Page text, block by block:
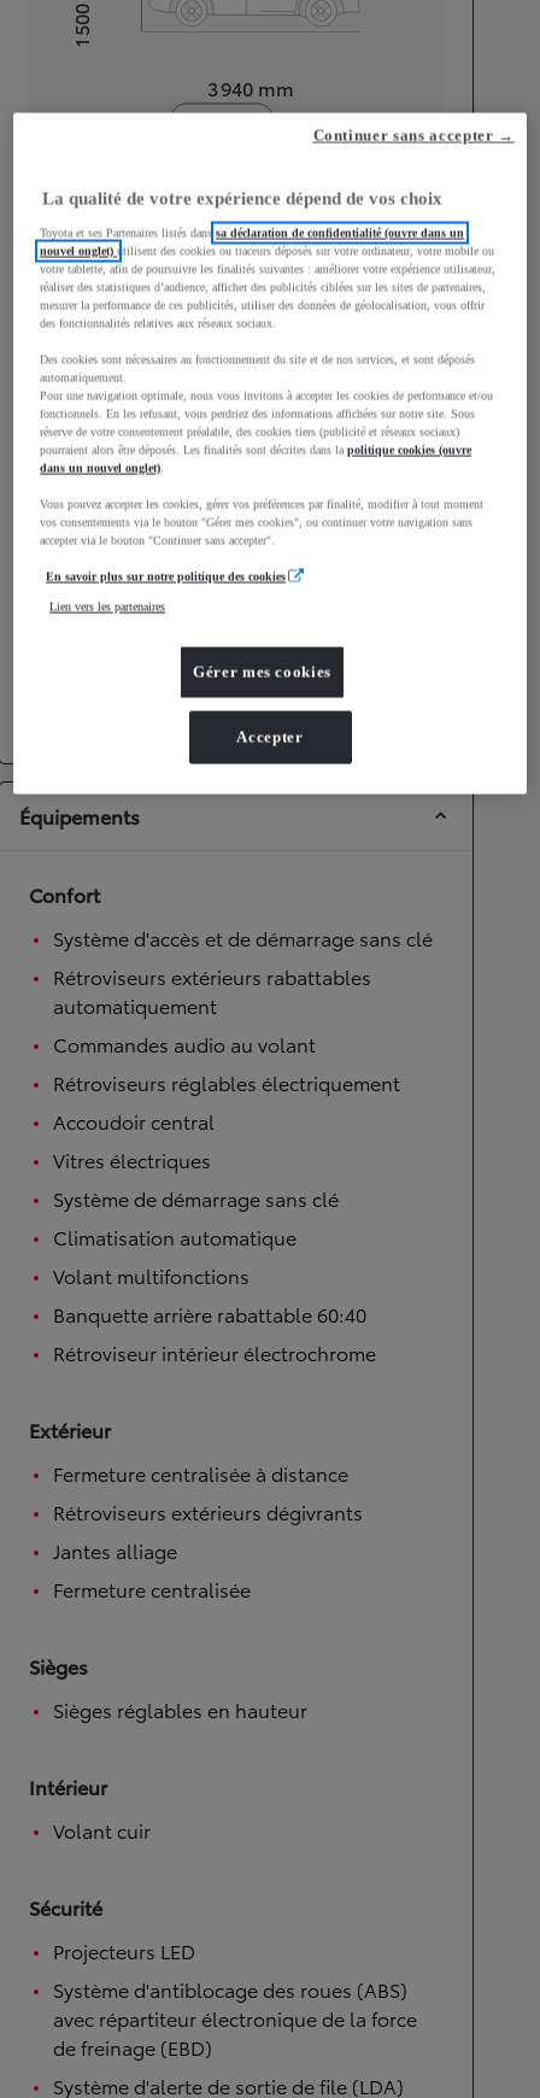
3 940 mm
Hauteur1 500
Largeur
1 745mm
Consommation mixte
Consommation mixte 4L/100 km
Émissions CO2
98g/km
Performances
Accélération 0-100km/h
Roues motrices avant
Équipements
Confort
Système d'accès et de démarrage sans clé
Rétroviseurs extérieurs rabattables
automatiquement
Commandes audio au volant
Rétroviseurs réglables électriquement
Accoudoir central
Vitres électriques
Système de démarrage sans clé
Climatisation automatique
Volant multifonctions
Banquette arrière rabattable 60:40
Rétroviseur intérieur électrochrome
Extérieur
Fermeture centralisée à distance
Rétroviseurs extérieurs dégivrants
Jantes alliage
Fermeture centralisée
Sièges
Sièges réglables en hauteur
Intérieur
Volant cuir
Sécurité
Projecteurs LED
Système d'antiblocage des roues (ABS)
avec répartiteur électronique de la force
de freinage (EBD)
Système d'alerte de sortie de file (LDA)
La qualité de votre expérience dépend de vos choix
Toyota et ses Partenaires listés danssa déclaration de confidentialité (ouvre dans un
nouvel onglet)utilisent des cookies ou traceurs déposés sur votre ordinateur, votre mobile ou
votre tablette, afin de poursuivre les finalités suivantes : améliorer votre expérience utilisateur,
réaliser des statistiques d’audience, afficher des publicités ciblées sur les sites de partenaires,
mesurer la performance de ces publicités, utiliser des données de géolocalisation, vous offrir
des fonctionnalités relatives aux réseaux sociaux.
Des cookies sont nécessaires au fonctionnement du site et de nos services, et sont déposés
automatiquement.
Pour une navigation optimale, nous vous invitons à accepter les cookies de performance et/ou
fonctionnels. En les refusant, vous perdriez des informations affichées sur notre site. Sous
réserve de votre consentement préalable, des cookies tiers (publicité et réseaux sociaux)
pourraient alors être déposés. Les finalités sont décrites dans lapolitique cookies (ouvre
dans un nouvel onglet).
Vous pouvez accepter les cookies, gérer vos préférences par finalité, modifier à tout moment
vos consentements via le bouton "Gérer mes cookies", ou continuer votre navigation sans
accepter via le bouton "Continuer sans accepter".
En savoir plus sur notre politique des cookies
Lien vers les partenaires
Gérer mes cookies
Continuer sans accepter →
Accepter